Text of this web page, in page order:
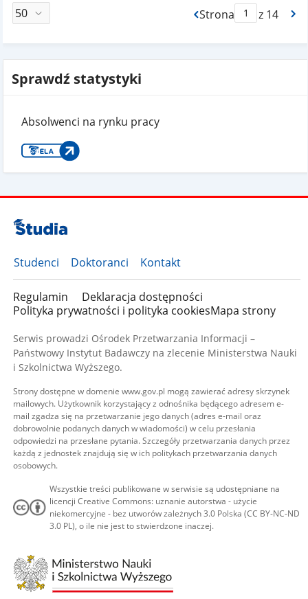
Strona
Max Stronaz 14
Sprawdź statystyki
Absolwenci na rynku pracy
Studenci Doktoranci Kontakt
Regulamin
Deklaracja dostępności
Polityka prywatności i polityka cookiesMapa strony
Serwis prowadzi Ośrodek Przetwarzania Informacji –
Państwowy Instytut Badawczy na zlecenie Ministerstwa Nauki
i Szkolnictwa Wyższego.
Strony dostępne w domenie www.gov.pl mogą zawierać adresy skrzynek
mailowych. Użytkownik korzystający z odnośnika będącego adresem e-
mail zgadza się na przetwarzanie jego danych (adres e-mail oraz
dobrowolnie podanych danych w wiadomości) w celu przesłania
odpowiedzi na przesłane pytania. Szczegóły przetwarzania danych przez
każdą z jednostek znajdują się w ich politykach przetwarzania danych
osobowych.
Wszystkie treści publikowane w serwisie są udostępniane na
licencji Creative Commons: uznanie autorstwa - użycie
niekomercyjne - bez utworów zależnych 3.0 Polska (CC BY-NC-ND
3.0 PL), o ile nie jest to stwierdzone inaczej.